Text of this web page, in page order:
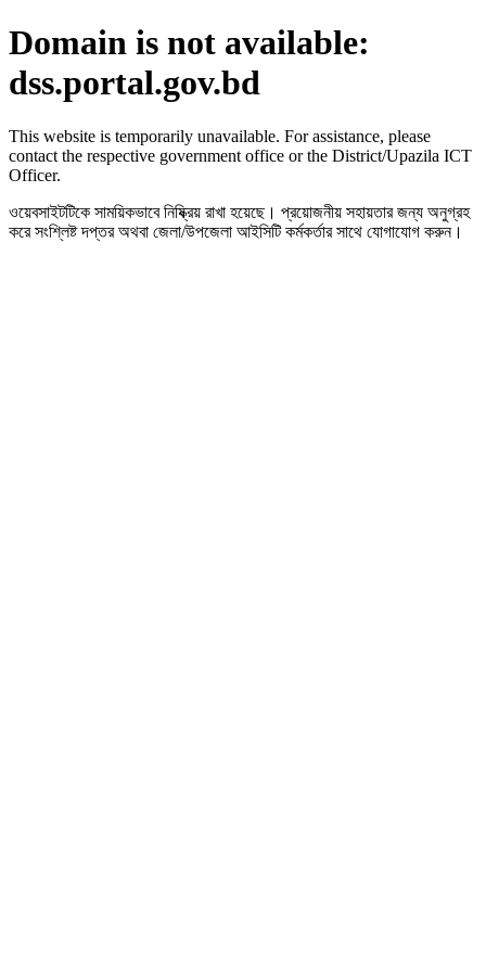
Domain is not available:
dss.portal.gov.bd
This website is temporarily unavailable. For assistance, please
contact the respective government office or the District/Upazila ICT
Officer.
ওয়েবসাইটটিকে সাময়িকভাবে নিষ্ক্রিয় রাখা হয়েছে। প্রয়োজনীয় সহায়তার জন্য অনুগ্রহ
করে সংশ্লিষ্ট দপ্তর অথবা জেলা/উপজেলা আইসিটি কর্মকর্তার সাথে যোগাযোগ করুন।